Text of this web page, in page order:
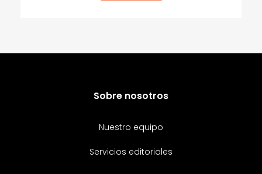
Sobre nosotros
Nuestro equipo
Servicios editoriales